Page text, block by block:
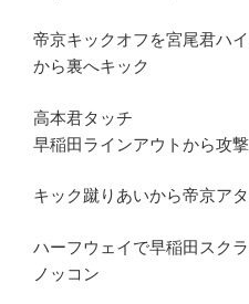
帝京キックオフを宮尾君ハ
から裏へキック
高本君タッチ
早稲田ラインアウトから攻
キック蹴りあいから帝京ア
ハーフウェイで早稲田スク
ノッコン